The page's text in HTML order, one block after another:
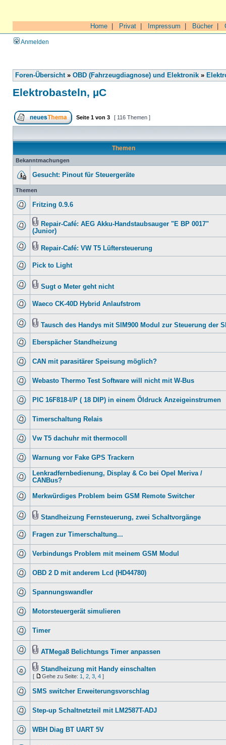
Home Privat Impressum Bücher|
Anmelden
Foren-Übersicht» OBD (Fahrzeugdiagnose) und Elektronik »
Elektrobasteln, µC
Seite 1 von 3 [ 116 Themen ]
Themen
Bekanntmachungen
Gesucht: Pinout für Steuergeräte
Themen
Fritzing 0.9.6
Repair-Café: AEG Akku-Handstaubsauger "E BP 0017"
(Junior)
Repair-Café: VW T5 Lüftersteuerung
Pick to Light
Sugt o Meter geht nicht
Waeco CK-40D Hybrid Anlaufstrom
Tausch des Handys mit SIM900 Modul zur Steuerung der
Eberspächer Standheizung
CAN mit parasitärer Speisung möglich?
Webasto Thermo Test Software will nicht mit W-Bus
PIC 16F818-I/P ( 18 DIP) in einem Öldruck Anzeigeinstrumen
Timerschaltung Relais
Vw T5 dachuhr mit thermocoll
Warnung vor Fake GPS Trackern
Lenkradfernbedienung, Display & Co bei Opel Meriva /
CANBus?
Merkwürdiges Problem beim GSM Remote Switcher
Standheizung Fernsteuerung, zwei Schaltvorgänge
Fragen zur Timerschaltung...
Verbindungs Problem mit meinem GSM Modul
OBD 2 D mit anderem Lcd (HD44780)
Spannungswandler
Motorsteuergerät simulieren
Timer
ATMega8 Belichtungs Timer anpassen
Standheizung mit Handy einschalten
[ Gehe zu Seite: 1 2 3 4 ]
SMS switcher Erweiterungsvorschlag
Step-up Schaltnetzteil mit LM2587T-ADJ
WBH Diag BT UART 5V